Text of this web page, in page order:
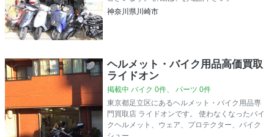
神奈川県川崎市
ヘルメット・バイク用品高価買取
ライドオン
掲載中 バイク 0件、 パーツ 0件
東京都足立区にあるヘルメット・バイク用品専
門買取店 ライドオンです。 使わなくなったバイ
クヘルメット、ウェア、プロテクター、バイク